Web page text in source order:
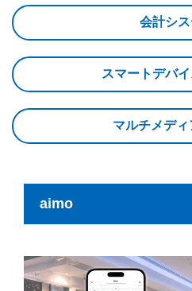
会計シ
スマートデバ
マルチメデ
aimo